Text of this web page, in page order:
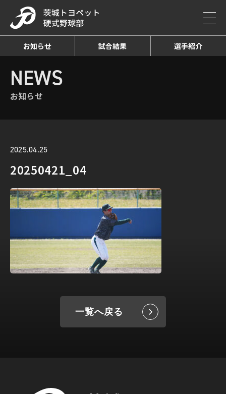
お知らせ 試合結果 選手紹介
HOME お知らせ詳細
NEWS
お知らせ
2025.04.25
20250421_04
一覧へ戻る